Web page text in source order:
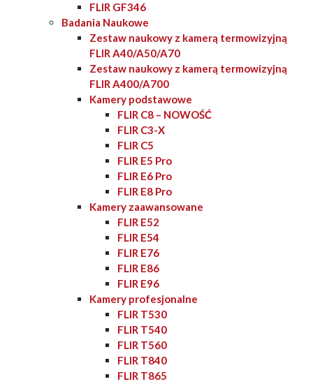
FLIR GF346
Badania Naukowe
Zestaw naukowy z kamerą termowizyjną
FLIR A40/A50/A70
Zestaw naukowy z kamerą termowizyjną
FLIR A400/A700
Kamery podstawowe
FLIR C8 – NOWOŚĆ
FLIR C3-X
FLIR C5
FLIR E5 Pro
FLIR E6 Pro
FLIR E8 Pro
Kamery zaawansowane
FLIR E52
FLIR E54
FLIR E76
FLIR E86
FLIR E96
Kamery profesjonalne
FLIR T530
FLIR T540
FLIR T560
FLIR T840
FLIR T865